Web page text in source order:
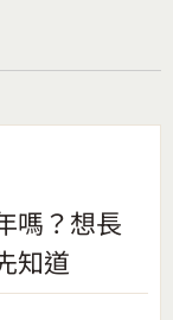
嗎？想長
知道